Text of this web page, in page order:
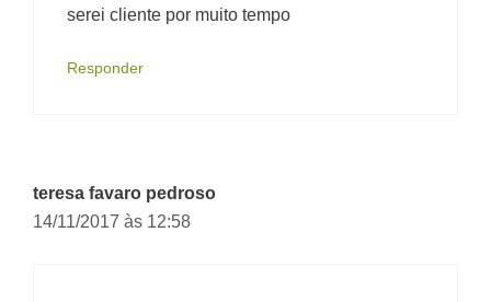
serei cliente por muito tempo
Responder
teresa favaro pedroso
14/11/2017 às 12:58